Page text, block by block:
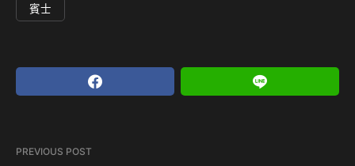
賓士
PREVIOUS POST